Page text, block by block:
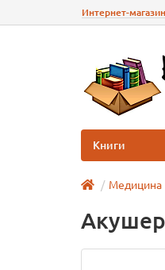
Интернет-
Книги
Медицина